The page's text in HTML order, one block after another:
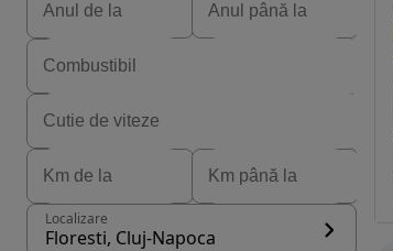
Localizare
Floresti, Cluj-Napoca